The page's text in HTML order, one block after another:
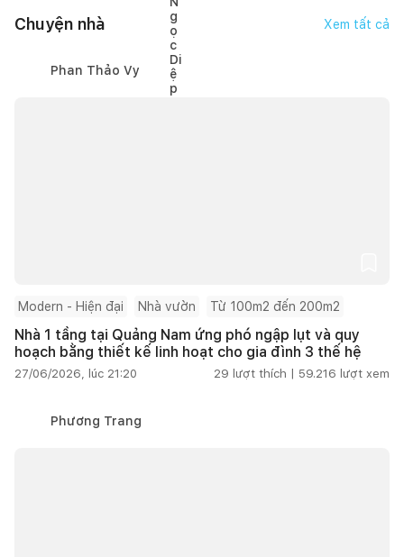
Chuyện nhà Xem tất cả
Phan Thảo Vy
Modern - Hiện đại Nhà vườn Từ 100m2 đến 200m2
Nhà 1 tầng tại Quảng Nam ứng phó ngập lụt và quy
hoạch bằng thiết kế linh hoạt cho gia đình 3 thế hệ
27/06/2026, lúc 21:20 29 lượt thích | 59.216 lượt xem
Phương Trang